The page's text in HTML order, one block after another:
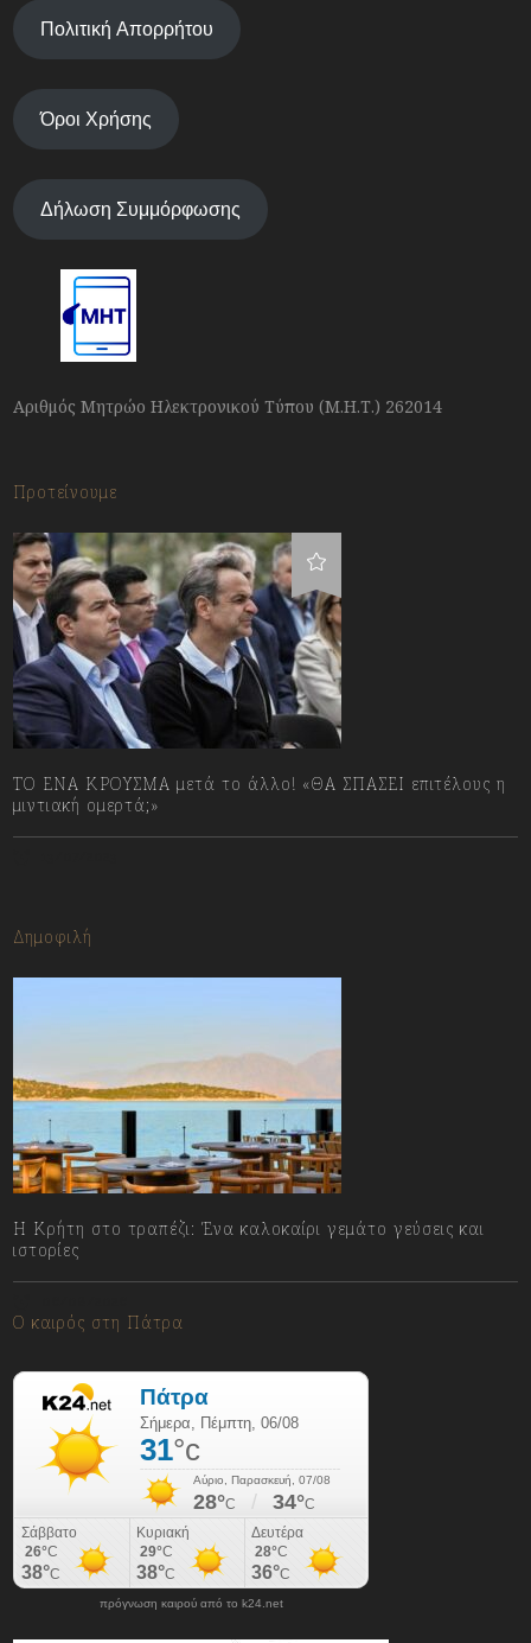
Πολιτική Απορρήτου
Όροι Χρήσης
Δήλωση Συμμόρφωσης
Αριθμός Μητρώο Ηλεκτρονικού Τύπου (Μ.Η.Τ.) 262014
Προτείνουμε
ΤΟ ΕΝΑ ΚΡΟΥΣΜΑ μετά το άλλο! «ΘΑ ΣΠΑΣΕΙ επιτέλους η
μιντιακή ομερτά;»
Δημοφιλή
Η Κρήτη στο τραπέζι: Ένα καλοκαίρι γεμάτο γεύσεις και
ιστορίες
Ο καιρός στη Πάτρα
πρόγνωση καιρού από το k24.net